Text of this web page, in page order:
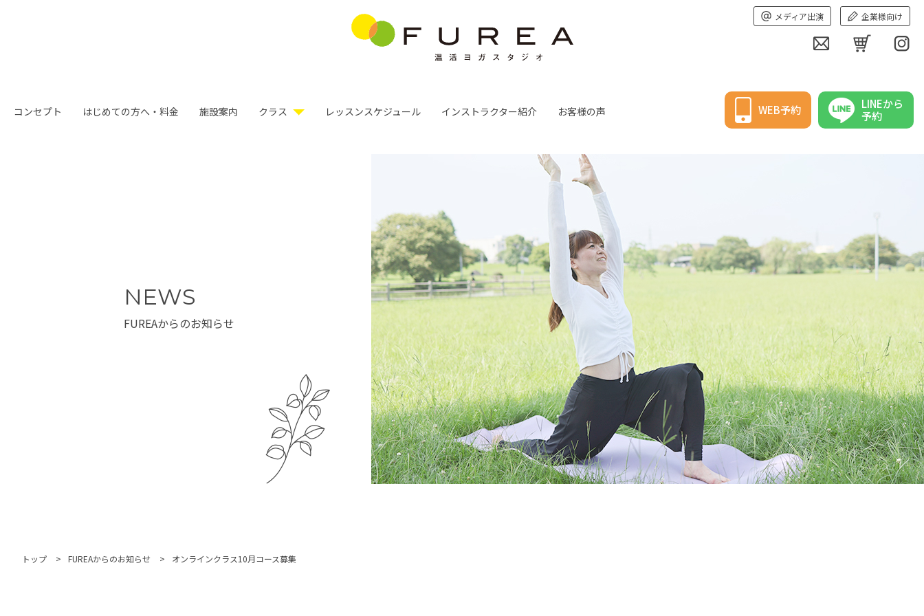
メディア出演 企業様向け
コンセプト はじめての方へ・料金 施設案内 クラス レッスンスケジュール インストラクター紹介 お客様の声 WEB予約
LINEから
予約
NEWS
FUREAからのお知らせ
トップ FUREAからのお知らせ オンラインクラス10月コース募集